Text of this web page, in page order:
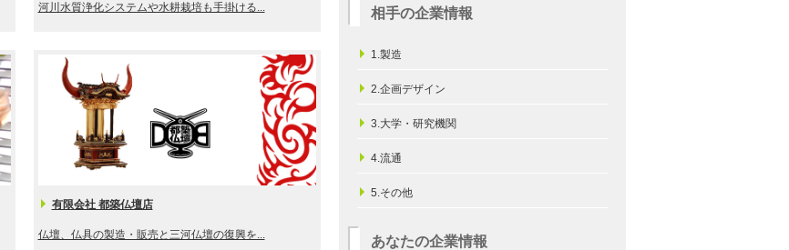
河川水質浄化システムや水耕栽培も手掛ける...
有限会社 都築仏壇店
仏壇、仏具の製造・販売と三河仏壇の復興を...
相手の企業情報
1.製造
2.企画デザイン
3.大学・研究機関
4.流通
5.その他
あなたの企業情報